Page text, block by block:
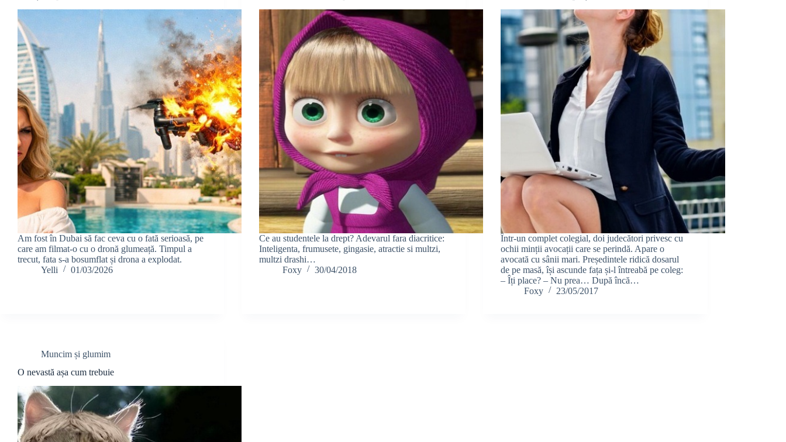
Am fost în Dubai să fac ceva cu o fată serioasă, pe
care am filmat-o cu o dronă glumeață. Timpul a
trecut, fata s-a bosumflat și drona a explodat.
Yelli
01/03/2026
Ce au studentele la drept? Adevarul fara diacritice:
Inteligenta, frumusete, gingasie, atractie si multzi,
multzi drashi…
Foxy
30/04/2018
Într-un complet colegial, doi judecători privesc cu
ochii minții avocații care se perindă. Apare o
avocată cu sânii mari. Președintele ridică dosarul
de pe masă, își ascunde fața și-l întreabă pe coleg:
– Îți place? – Nu prea… După încă…
Foxy
23/05/2017
Muncim și glumim
O nevastă așa cum trebuie